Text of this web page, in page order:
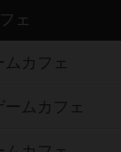
ェ
ムカフェ
ムカフェ